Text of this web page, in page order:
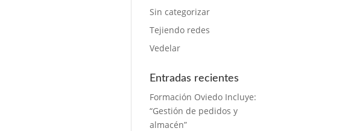
Sin categorizar
Tejiendo redes
Vedelar
Entradas recientes
Formación Oviedo Incluye:
“Gestión de pedidos y
almacén”